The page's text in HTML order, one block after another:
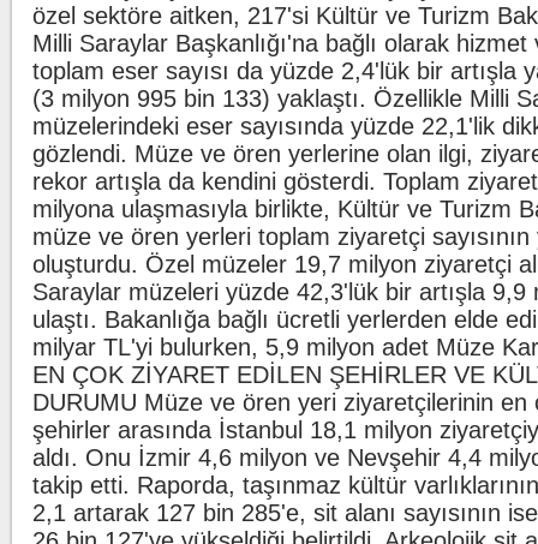
özel sektöre aitken, 217'si Kültür ve Turizm
Milli Saraylar Başkanlığı'na bağlı olarak
toplam eser sayısı da yüzde 2,4'lük bir artışla
(3 milyon 995 bin 133) yaklaştı. Özellikle Milli
müzelerindeki eser sayısında yüzde 22,1'lik
gözlendi. Müze ve ören yerlerine olan ilgi,
rekor artışla da kendini gösterdi. Toplam
milyona ulaşmasıyla birlikte, Kültür ve Turizm
müze ve ören yerleri toplam ziyaretçi
oluşturdu. Özel müzeler 19,7 milyon ziyaretçi
Saraylar müzeleri yüzde 42,3'lük bir artışla 9,9
ulaştı. Bakanlığa bağlı ücretli yerlerden elde
milyar TL'yi bulurken, 5,9 milyon adet Müze Kart
EN ÇOK ZİYARET EDİLEN ŞEHİRLER VE
DURUMU Müze ve ören yeri ziyaretçilerinin en
şehirler arasında İstanbul 18,1 milyon
aldı. Onu İzmir 4,6 milyon ve Nevşehir 4,4
takip etti. Raporda, taşınmaz kültür
2,1 artarak 127 bin 285'e, sit alanı sayısının